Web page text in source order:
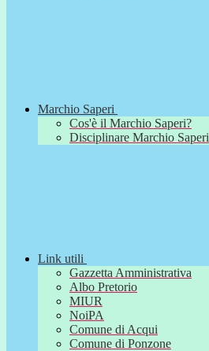
Marchio Saperi
Cos'è il Marchio Saperi?
Disciplinare Marchio Saperi
Link utili
Gazzetta Amministrativa
Albo Pretorio
MIUR
NoiPA
Comune di Acqui
Comune di Ponzone